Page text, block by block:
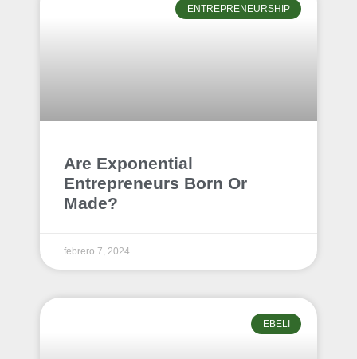
ENTREPRENEURSHIP
Are Exponential
Entrepreneurs Born Or
Made?
febrero 7, 2024
EBELI